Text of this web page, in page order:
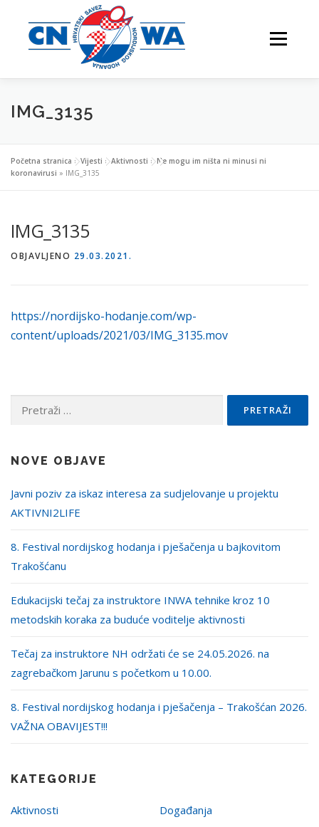
sadržaj
Izbornik
NATJECANJA
IMG_3135
Početna stranica »Vijesti »Aktivnosti »Ne mogu im ništa ni minusi ni
koronavirusi » IMG_3135
IMG_3135
OBJAVLJENO 29.03.2021.
https://nordijsko-hodanje.com/wp-
content/uploads/2021/03/IMG_3135.mov
Pretraži:
NOVE OBJAVE
Javni poziv za iskaz interesa za sudjelovanje u projektu
AKTIVNI2LIFE
8. Festival nordijskog hodanja i pješačenja u bajkovitom
Trakošćanu
Edukacijski tečaj za instruktore INWA tehnike kroz 10
metodskih koraka za buduće voditelje aktivnosti
Tečaj za instruktore NH održati će se 24.05.2026. na
zagrebačkom Jarunu s početkom u 10.00.
8. Festival nordijskog hodanja i pješačenja – Trakošćan 2026.
VAŽNA OBAVIJEST!!!
KATEGORIJE
Aktivnosti
Događanja